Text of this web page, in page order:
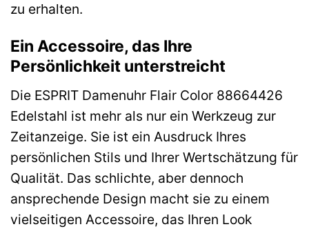
zu erhalten.
Ein Accessoire, das Ihre
Persönlichkeit unterstreicht
Die ESPRIT Damenuhr Flair Color 88664426
Edelstahl ist mehr als nur ein Werkzeug zur
Zeitanzeige. Sie ist ein Ausdruck Ihres
persönlichen Stils und Ihrer Wertschätzung für
Qualität. Das schlichte, aber dennoch
ansprechende Design macht sie zu einem
vielseitigen Accessoire, das Ihren Look